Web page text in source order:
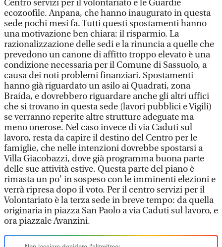
Centro servizi per il volontariato e le Guardie
ecozoofile. Anpana, che hanno inaugurato in questa
sede pochi mesi fa. Tutti questi spostamenti hanno
una motivazione ben chiara: il risparmio. La
razionalizzazione delle sedi e la rinuncia a quelle che
prevedono un canone di affitto troppo elevato è una
condizione necessaria per il Comune di Sassuolo, a
causa dei noti problemi finanziari. Spostamenti
hanno già riguardato un asilo ai Quadrati, zona
Braida, e dovrebbero riguardare anche gli altri uffici
che si trovano in questa sede (lavori pubblici e Vigili)
se verranno reperite altre strutture adeguate ma
meno onerose. Nel caso invece di via Caduti sul
lavoro, resta da capire il destino del Centro per le
famiglie, che nelle intenzioni dovrebbe spostarsi a
Villa Giacobazzi, dove già programma buona parte
delle sue attività estive. Questa parte del piano è
rimasta un po' in sospeso con le imminenti elezioni e
verrà ripresa dopo il voto. Per il centro servizi per il
Volontariato è la terza sede in breve tempo: da quella
originaria in piazza San Paolo a via Caduti sul lavoro, e
ora piazzale Avanzini.